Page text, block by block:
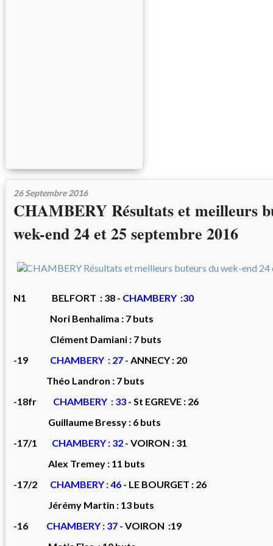
26 Septembre 2016
CHAMBERY Résultats et meilleurs
wek-end 24 et 25 septembre 2016
N1 BELFORT : 38 - CHAMBERY :30
Nori Benhalima : 7 buts
Clément Damiani : 7 buts
-19 CHAMBERY : 27 - ANNECY : 20
Théo Landron : 7 buts
-18fr CHAMBERY : 33 - St EGREVE : 26
Guillaume Bressy : 6 buts
-17/1 CHAMBERY : 32 - VOIRON : 31
Alex Tremey : 11 buts
-17/2 CHAMBERY : 46 - LE BOURGET : 26
Jérémy Martin : 13 buts
-16
CHAMBERY : 37 - VOIRON :19